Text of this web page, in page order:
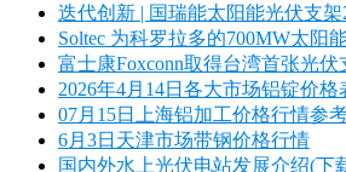
迭代创新 | 国瑞能太阳能光伏支架
Soltec 为科罗拉多的700MW太阳
富士康Foxconn取得台湾首张光
2026年4月14日各大市场铝锭价格
07月15日上海铝加工价格行情参
6月3日天津市场带钢价格行情
国内外水上光伏电站发展介绍(下